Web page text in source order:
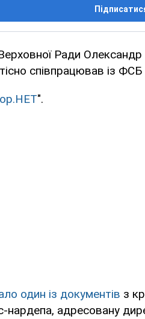
Ради
співпрацював із
".
один із документів з
нардепа, адресовану